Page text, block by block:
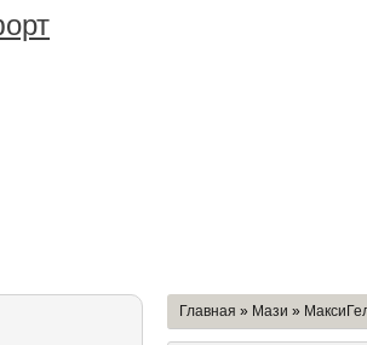
Главная » Мази »